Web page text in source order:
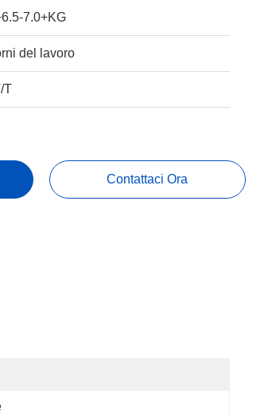
7.0+KG
del lavoro
T
Contattaci Ora